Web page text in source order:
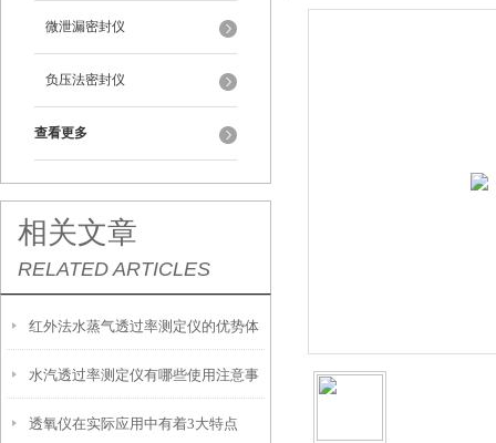
微泄漏密封仪
负压法密封仪
查看更多
相关文章
RELATED ARTICLES
红外法水蒸气透过率测定仪的优势体
现在哪里
水汽透过率测定仪有哪些使用注意事
项
透氧仪在实际应用中有着3大特点